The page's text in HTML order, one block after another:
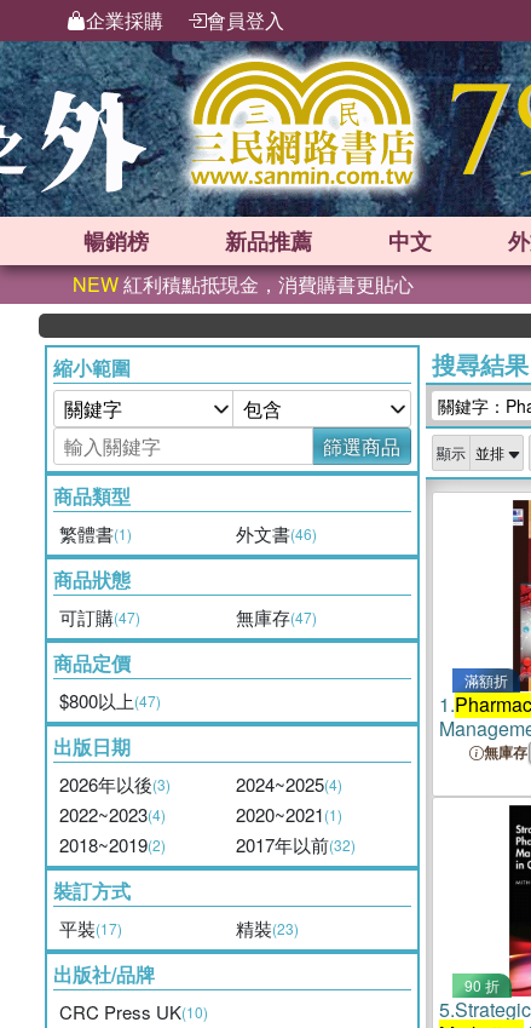
企業採購 會員登入
暢銷榜 新品推薦 中文
NEW紅利積點抵現金，消費購書更貼心
縮小範圍
篩選商品
商品類型
繁體書(1) 外文書(46)
商品狀態
可訂購(47) 無庫存(47)
商品定價
$800以上(47)
出版日期
2026年以後(3) 2024~2025(4)
2022~2023(4) 2020~2021(1)
2018~2019(2) 2017年以前(32)
裝訂方式
平裝(17) 精裝(23)
出版社/品牌
CRC Press UK(10)
搜尋結果
關鍵字：
顯示
滿額折
1.
無庫存
90 折
5.Strategic